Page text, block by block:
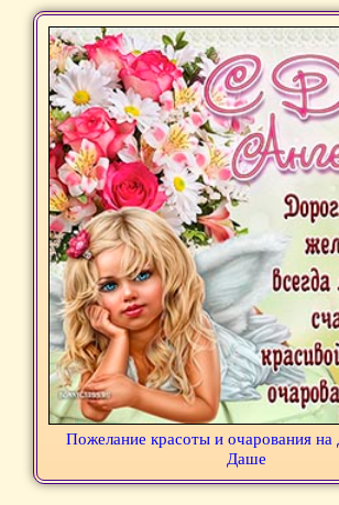
Пожелание красоты и очарования на
Даше